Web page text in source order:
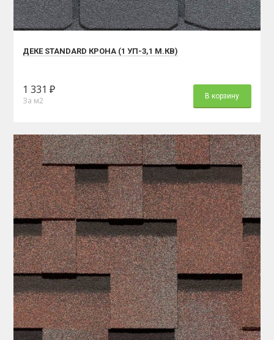
ДЕКЕ STANDARD КРОНА (1 УП-3,1 М.КВ)
1 331 ₽
За м2 В корзину